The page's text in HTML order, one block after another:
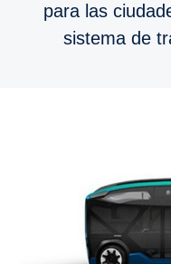
para las
sistema de